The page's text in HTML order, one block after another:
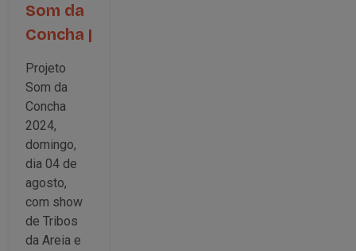
Som da
Concha |
Tribos
da Areia
e Flor
de Pequi
Projeto
Som da
Concha
2024,
domingo,
dia 04 de
agosto,
com show
de Tribos
da Areia e